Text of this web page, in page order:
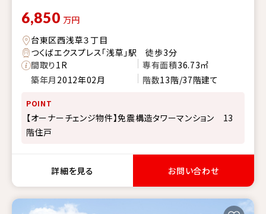
6,850 万円
台東区西浅草３丁目
つくばエクスプレス「浅草」駅 徒歩3分
間取り1R 専有面積36.73㎡
築年月 2012年02月 階数13階/37階建て
POINT
【オーナーチェンジ物件】免震構造タワーマンション 13
階住戸
詳細を見る お問い合わせ